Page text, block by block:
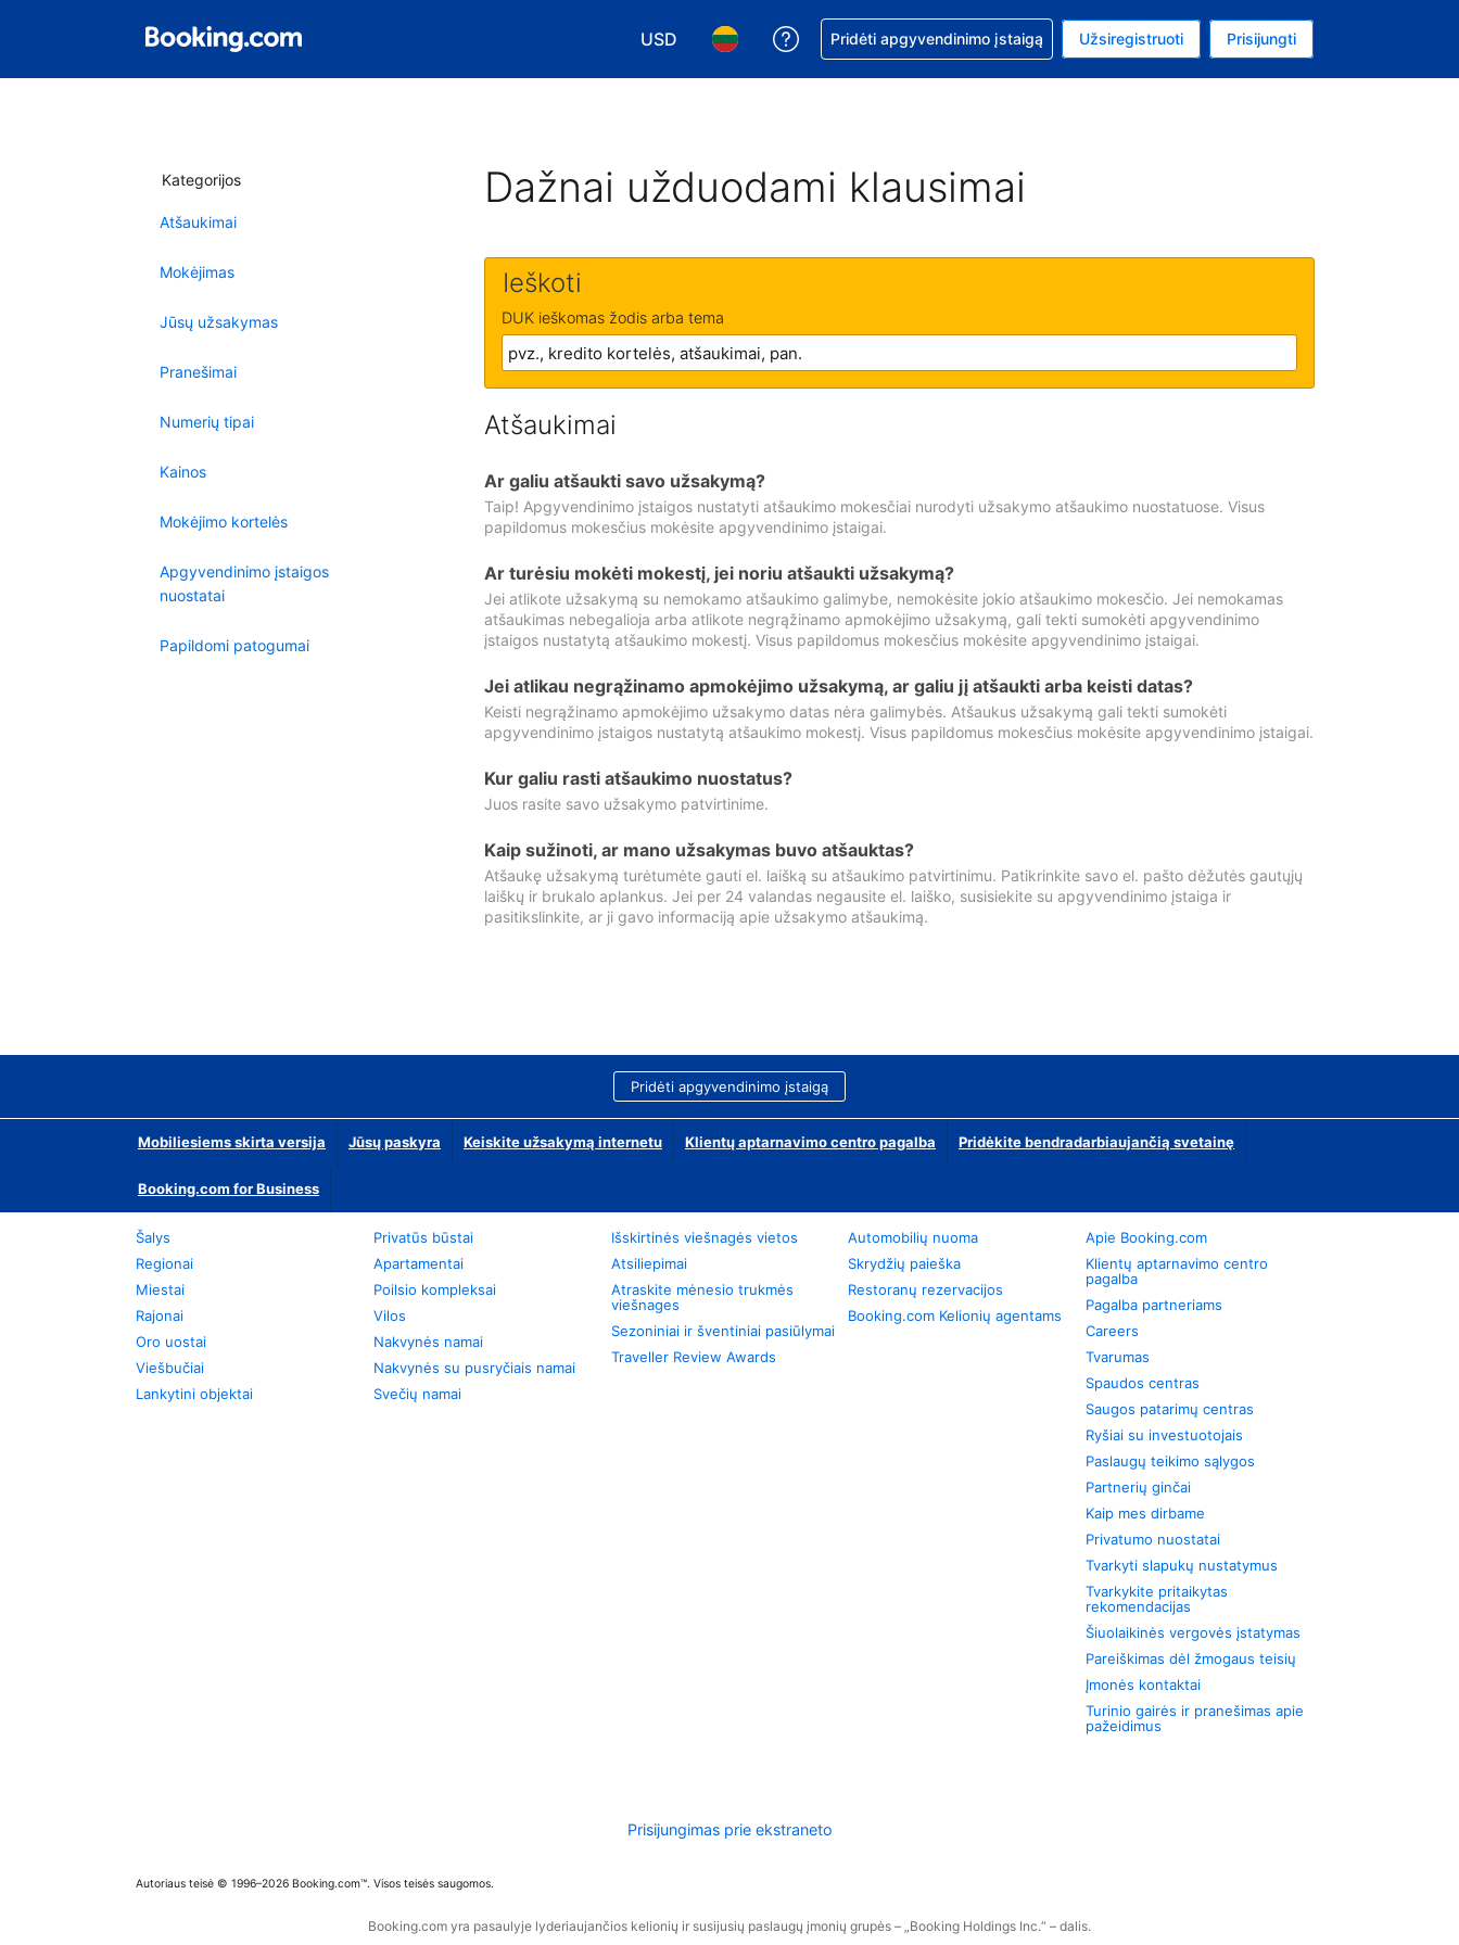
USD
Pasirinkite valiutą. Jūsų pasirinkta valiuta: Jungtinių Valstijų doleris
Pasirinkite kalbą. Jūsų pasirinkta kalba: Lietuvių
Pagalba dėl užsakymo
Pridėti apgyvendinimo įstaigą Užsiregistruoti Prisijungti
Kategorijos
Atšaukimai
Mokėjimas
Jūsų užsakymas
Pranešimai
Numerių tipai
Kainos
Mokėjimo kortelės
Apgyvendinimo įstaigos
nuostatai
Papildomi patogumai
Dažnai užduodami klausimai
Ieškoti
DUK ieškomas žodis arba tema
Atšaukimai
Ar galiu atšaukti savo užsakymą?
Taip! Apgyvendinimo įstaigos nustatyti atšaukimo mokesčiai nurodyti užsakymo atšaukimo nuostatuose. Visus
papildomus mokesčius mokėsite apgyvendinimo įstaigai.
Ar turėsiu mokėti mokestį, jei noriu atšaukti užsakymą?
Jei atlikote užsakymą su nemokamo atšaukimo galimybe, nemokėsite jokio atšaukimo mokesčio. Jei nemokamas
atšaukimas nebegalioja arba atlikote negrąžinamo apmokėjimo užsakymą, gali tekti sumokėti apgyvendinimo
įstaigos nustatytą atšaukimo mokestį. Visus papildomus mokesčius mokėsite apgyvendinimo įstaigai.
Jei atlikau negrąžinamo apmokėjimo užsakymą, ar galiu jį atšaukti arba keisti datas?
Keisti negrąžinamo apmokėjimo užsakymo datas nėra galimybės. Atšaukus užsakymą gali tekti sumokėti
apgyvendinimo įstaigos nustatytą atšaukimo mokestį. Visus papildomus mokesčius mokėsite apgyvendinimo įstaigai.
Kur galiu rasti atšaukimo nuostatus?
Juos rasite savo užsakymo patvirtinime.
Kaip sužinoti, ar mano užsakymas buvo atšauktas?
Atšaukę užsakymą turėtumėte gauti el. laišką su atšaukimo patvirtinimu. Patikrinkite savo el. pašto dėžutės gautųjų
laiškų ir brukalo aplankus. Jei per 24 valandas negausite el. laiško, susisiekite su apgyvendinimo įstaiga ir
pasitikslinkite, ar ji gavo informaciją apie užsakymo atšaukimą.
Pridėti apgyvendinimo įstaigą
Mobiliesiems skirta versija Jūsų paskyra Keiskite užsakymą internetu Klientų aptarnavimo centro pagalba Pridėkite bendradarbiaujančią svetainę
Booking.com for Business
Šalys
Regionai
Miestai
Rajonai
Oro uostai
Viešbučiai
Lankytini objektai
Privatūs būstai
Apartamentai
Poilsio kompleksai
Vilos
Nakvynės namai
Nakvynės su pusryčiais namai
Svečių namai
Išskirtinės viešnagės vietos
Atsiliepimai
Atraskite mėnesio trukmės
viešnages
Sezoniniai ir šventiniai pasiūlymai
Traveller Review Awards
Automobilių nuoma
Skrydžių paieška
Restoranų rezervacijos
Booking.com Kelionių agentams
Apie Booking.com
Klientų aptarnavimo centro
pagalba
Pagalba partneriams
Careers
Tvarumas
Spaudos centras
Saugos patarimų centras
Ryšiai su investuotojais
Paslaugų teikimo sąlygos
Partnerių ginčai
Kaip mes dirbame
Privatumo nuostatai
Tvarkyti slapukų nustatymus
Tvarkykite pritaikytas
rekomendacijas
Šiuolaikinės vergovės įstatymas
Pareiškimas dėl žmogaus teisių
Įmonės kontaktai
Turinio gairės ir pranešimas apie
pažeidimus
Prisijungimas prie ekstraneto
Autoriaus teisė © 1996–2026 Booking.com™. Visos teisės saugomos.
Booking.com yra pasaulyje lyderiaujančios kelionių ir susijusių paslaugų įmonių grupės – „Booking Holdings Inc.“ – dalis.